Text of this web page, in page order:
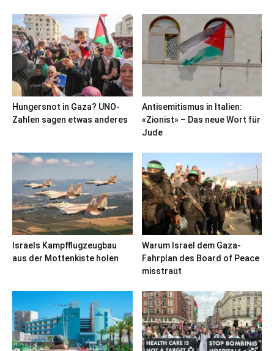
Hungersnot in Gaza? UNO-
Zahlen sagen etwas anderes
Antisemitismus in Italien:
«Zionist» – Das neue Wort für
Jude
Israels Kampfflugzeugbau
aus der Mottenkiste holen
Warum Israel dem Gaza-
Fahrplan des Board of Peace
misstraut